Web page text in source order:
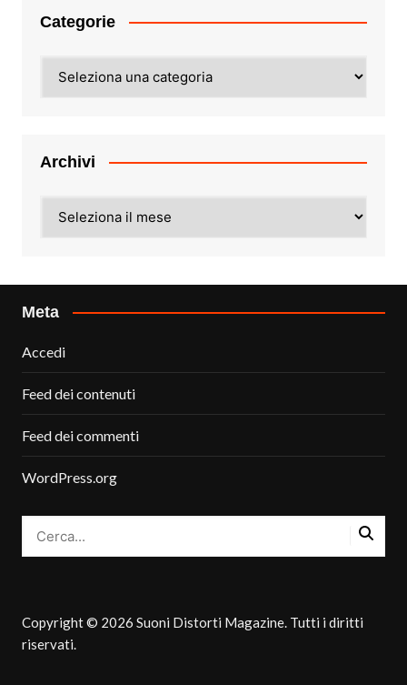
Categorie
Archivi
Meta
Accedi
Feed dei contenuti
Feed dei commenti
WordPress.org
Copyright © 2026 Suoni Distorti Magazine. Tutti i diritti
riservati.